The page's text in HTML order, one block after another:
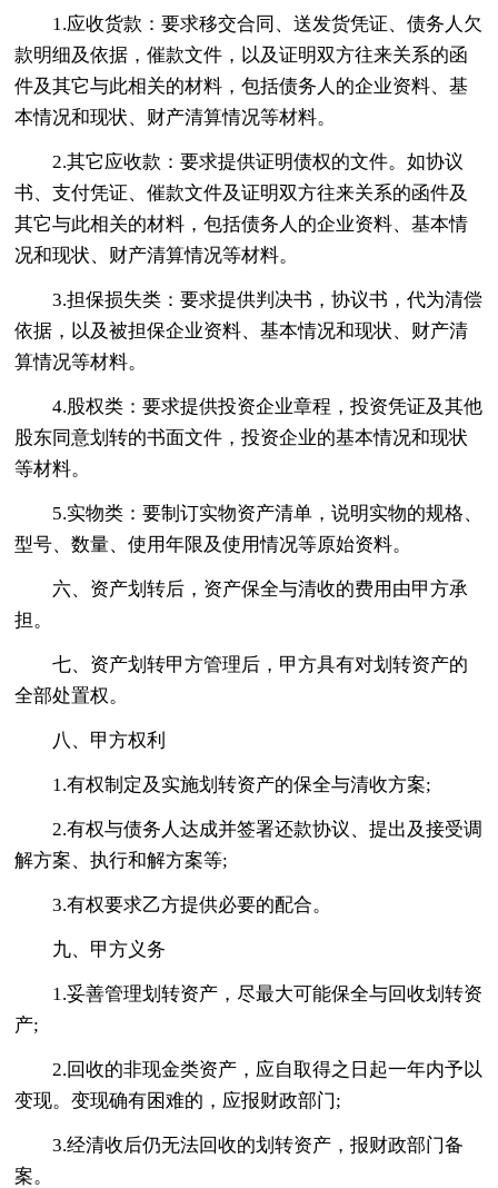
1.应收货款：要求移交合同、送发货凭证、债务人欠
款明细及依据，催款文件，以及证明双方往来关系的函
件及其它与此相关的材料，包括债务人的企业资料、基
本情况和现状、财产清算情况等材料。
2.其它应收款：要求提供证明债权的文件。如协议
书、支付凭证、催款文件及证明双方往来关系的函件及
其它与此相关的材料，包括债务人的企业资料、基本情
况和现状、财产清算情况等材料。
3.担保损失类：要求提供判决书，协议书，代为清偿
依据，以及被担保企业资料、基本情况和现状、财产清
算情况等材料。
4.股权类：要求提供投资企业章程，投资凭证及其他
股东同意划转的书面文件，投资企业的基本情况和现状
等材料。
5.实物类：要制订实物资产清单，说明实物的规格、
型号、数量、使用年限及使用情况等原始资料。
六、资产划转后，资产保全与清收的费用由甲方承
担。
七、资产划转甲方管理后，甲方具有对划转资产的
全部处置权。
八、甲方权利
1.有权制定及实施划转资产的保全与清收方案;
2.有权与债务人达成并签署还款协议、提出及接受调
解方案、执行和解方案等;
3.有权要求乙方提供必要的配合。
九、甲方义务
1.妥善管理划转资产，尽最大可能保全与回收划转资
产;
2.回收的非现金类资产，应自取得之日起一年内予以
变现。变现确有困难的，应报财政部门;
3.经清收后仍无法回收的划转资产，报财政部门备
案。